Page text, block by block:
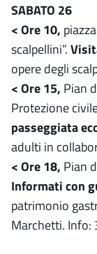
SABATO 26
< Ore 10,
scalpellini”.
opere degli
< Ore 15, Pian
Protezione
passeggiata
adulti in
< Ore 18, Pian
Informati con
patrimonio
Marchetti. Info: